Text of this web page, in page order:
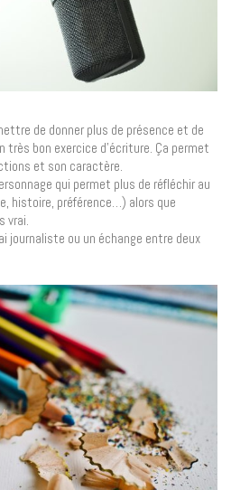
de donner plus de présence et de
très bon exercice d’écriture. Ça permet
et son caractère.
qui permet plus de réfléchir au
histoire, préférence…) alors que
vrai.
journaliste ou un échange entre deux